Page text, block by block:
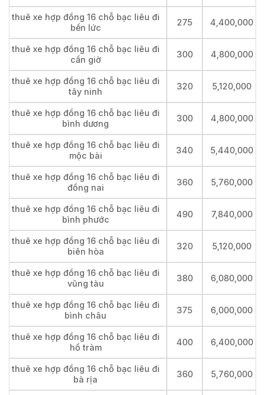
thuê xe hợp đồng 16 chỗ bạc liêu đi
bến lức
275 4,400,000
thuê xe hợp đồng 16 chỗ bạc liêu đi
cần giờ
300 4,800,000
thuê xe hợp đồng 16 chỗ bạc liêu đi
tây ninh
320 5,120,000
thuê xe hợp đồng 16 chỗ bạc liêu đi
bình dương
300 4,800,000
thuê xe hợp đồng 16 chỗ bạc liêu đi
mộc bài
340 5,440,000
thuê xe hợp đồng 16 chỗ bạc liêu đi
đồng nai
360 5,760,000
thuê xe hợp đồng 16 chỗ bạc liêu đi
bình phước
490 7,840,000
thuê xe hợp đồng 16 chỗ bạc liêu đi
biên hòa
320 5,120,000
thuê xe hợp đồng 16 chỗ bạc liêu đi
vũng tàu
380 6,080,000
thuê xe hợp đồng 16 chỗ bạc liêu đi
bình châu
375 6,000,000
thuê xe hợp đồng 16 chỗ bạc liêu đi
hồ tràm
400 6,400,000
thuê xe hợp đồng 16 chỗ bạc liêu đi
bà rịa
360 5,760,000